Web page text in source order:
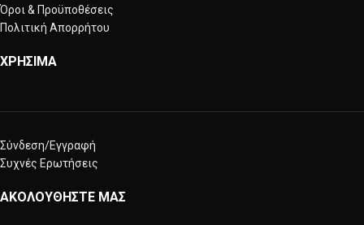
Όροι & Προϋποθέσεις
Πολιτική Απορρήτου
ΧΡΗΣΙΜΑ
Σύνδεση/Εγγραφή
Συχνές Ερωτήσεις
ΑΚΟΛΟΥΘΗΣΤΕ ΜΑΣ